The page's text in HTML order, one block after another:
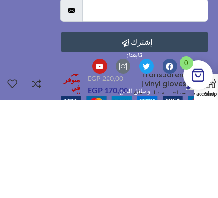
إشترك
تابعنا:
وسائل الدفع
Transparent
vinyl gloves |
جوانتي فينيل شفاف
EGP220,00
EGP 170,00
غير
متوفر
في
المخزون
0
Shop
My account